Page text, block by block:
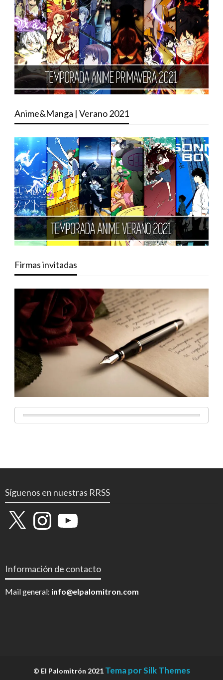
Anime&Manga | Verano 2021
Firmas invitadas
Síguenos en nuestras RRSS
X InstagramYouTube
Información de contacto
Mail general: info@elpalomitron.com
© El Palomitrón 2021 Tema por Silk Themes